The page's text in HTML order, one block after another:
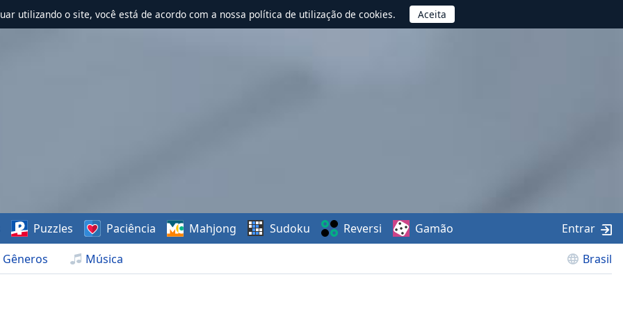
utilizando o site, você está de acordo com a nossa política de utilização de cookies.
Gêneros Música Brasil
Puzzles Paciência Mahjong Sudoku Reversi Gamão Entrar